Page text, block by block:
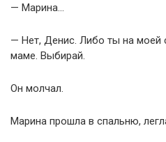
— Марина…
— Нет, Денис. Либо ты на моей
маме. Выбирай.
Он молчал.
Марина прошла в спальню,